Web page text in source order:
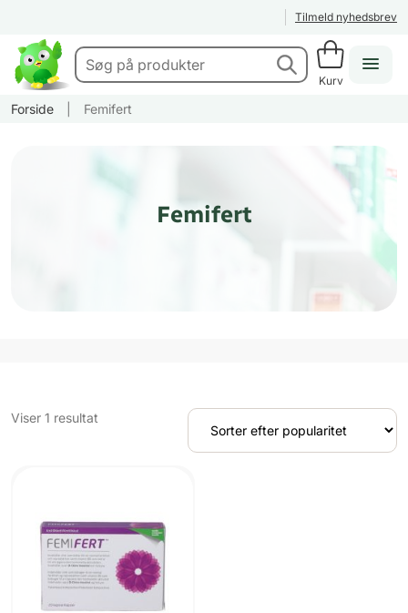
Tilmeld nyhedsbrev
Kurv
Forside Femifert
Femifert
Viser 1 resultat